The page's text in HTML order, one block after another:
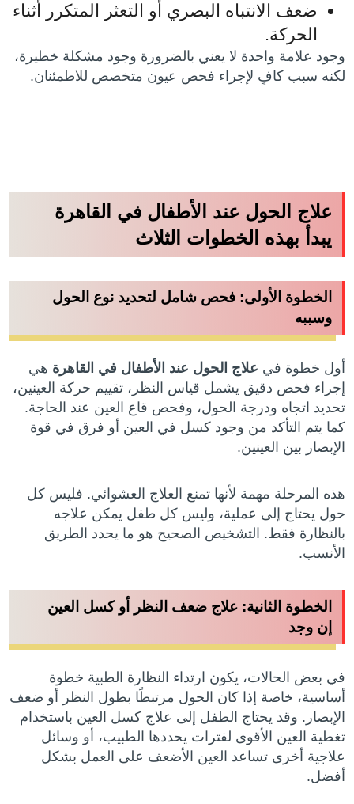
ضعف الانتباه البصري أو التعثر المتكرر أثناء
الحركة.
وجود علامة واحدة لا يعني بالضرورة وجود مشكلة خطيرة،
لكنه سبب كافٍ لإجراء فحص عيون متخصص للاطمئنان.
علاج الحول عند الأطفال في القاهرة
يبدأ بهذه الخطوات الثلاث
الخطوة الأولى: فحص شامل لتحديد نوع الحول
وسببه
أول خطوة في علاج الحول عند الأطفال في القاهرة هي
إجراء فحص دقيق يشمل قياس النظر، تقييم حركة العينين،
تحديد اتجاه ودرجة الحول، وفحص قاع العين عند الحاجة.
كما يتم التأكد من وجود كسل في العين أو فرق في قوة
الإبصار بين العينين.
هذه المرحلة مهمة لأنها تمنع العلاج العشوائي. فليس كل
حول يحتاج إلى عملية، وليس كل طفل يمكن علاجه
بالنظارة فقط. التشخيص الصحيح هو ما يحدد الطريق
الأنسب.
الخطوة الثانية: علاج ضعف النظر أو كسل العين
إن وجد
في بعض الحالات، يكون ارتداء النظارة الطبية خطوة
أساسية، خاصة إذا كان الحول مرتبطًا بطول النظر أو ضعف
الإبصار. وقد يحتاج الطفل إلى علاج كسل العين باستخدام
تغطية العين الأقوى لفترات يحددها الطبيب، أو وسائل
علاجية أخرى تساعد العين الأضعف على العمل بشكل
أفضل.